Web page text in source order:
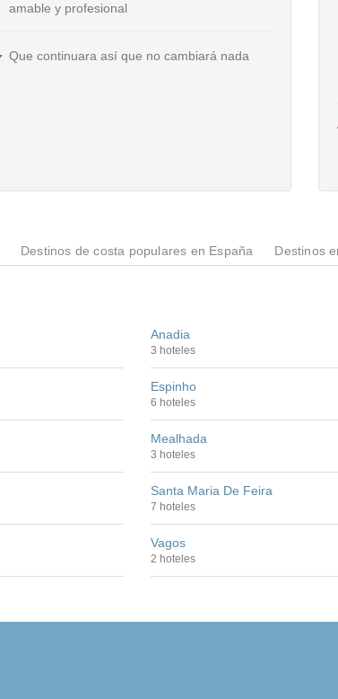
amable y profesional
Que continuara así que no cambiará nada
Destinos de costa populares en España Destinos
Anadia
3 hoteles
Espinho
6 hoteles
Mealhada
3 hoteles
Santa Maria De Feira
7 hoteles
Vagos
2 hoteles